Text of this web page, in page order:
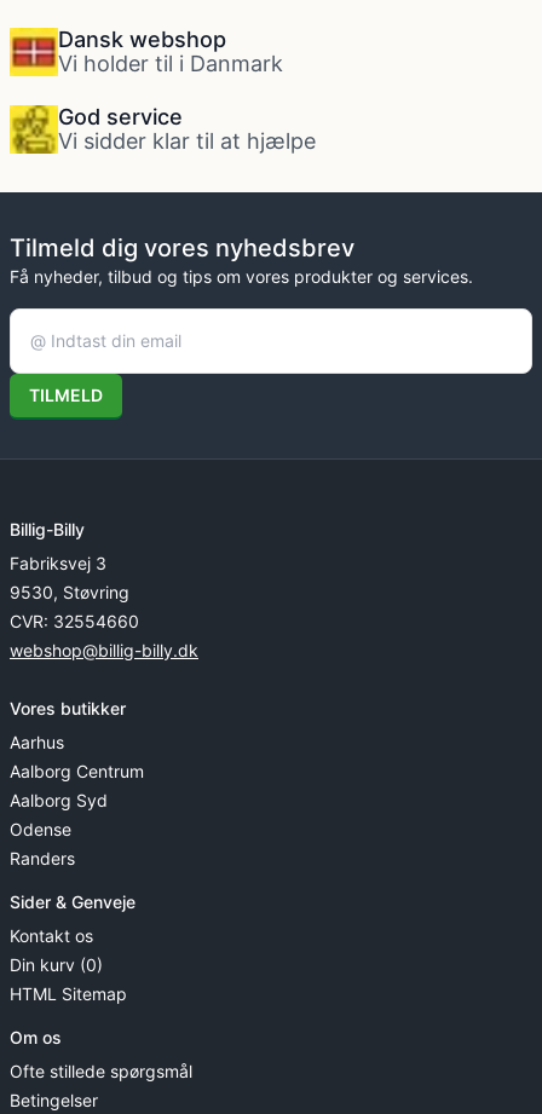
Dansk webshop
Vi holder til i Danmark
God service
Vi sidder klar til at hjælpe
Tilmeld dig vores nyhedsbrev
Få nyheder, tilbud og tips om vores produkter og services.
TILMELD
Billig-Billy
Fabriksvej 3
9530, Støvring
CVR: 32554660
webshop@billig-billy.dk
Vores butikker
Aarhus
Aalborg Centrum
Aalborg Syd
Odense
Randers
Sider & Genveje
Kontakt os
Din kurv (0)
HTML Sitemap
Om os
Ofte stillede spørgsmål
Betingelser